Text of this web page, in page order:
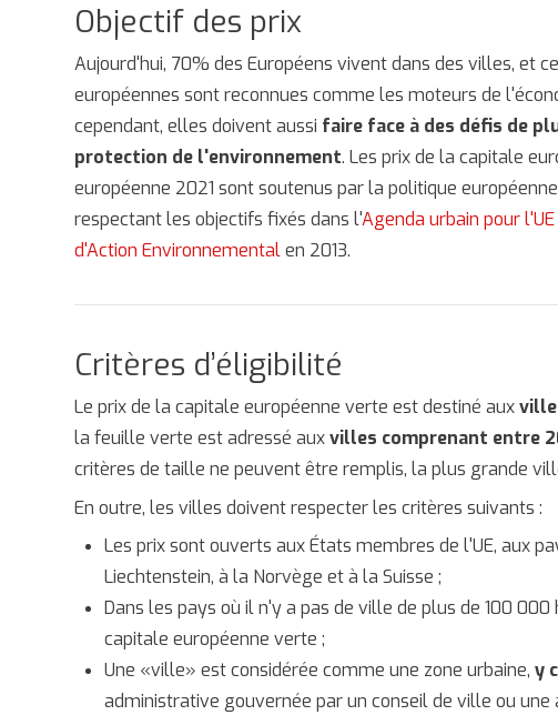
Objectif des prix
Aujourd'hui, 70% des Européens vivent dans des villes, et
européennes sont reconnues comme les moteurs de
cependant, elles doivent aussi faire face à des défis de
protection de l'environnement. Les prix de la capitale
européenne 2021 sont soutenus par la politique
respectant les objectifs fixés dans l'Agenda urbain pour l'UE
d'Action Environnementalen 2013.
Critères d’éligibilité
Le prix de la capitale européenne verte est destiné aux
la feuille verte est adressé auxvilles comprenant entre
critères de taille ne peuvent être remplis, la plus grande
En outre, les villes doivent respecter les critères suivants :
Les prix sont ouverts aux États membres de l'UE, aux
Liechtenstein, à la Norvège et à la Suisse ;
Dans les pays où il n'y a pas de ville de plus de 100
capitale européenne verte ;
Une «ville» est considérée comme une zone urbaine, y
administrative gouvernée par un conseil de ville ou